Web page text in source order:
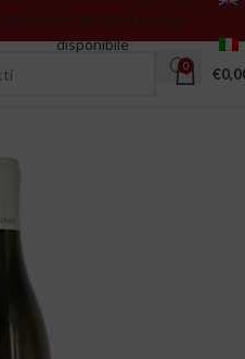
riferiscono all’ultima annata
disponibile
0 €